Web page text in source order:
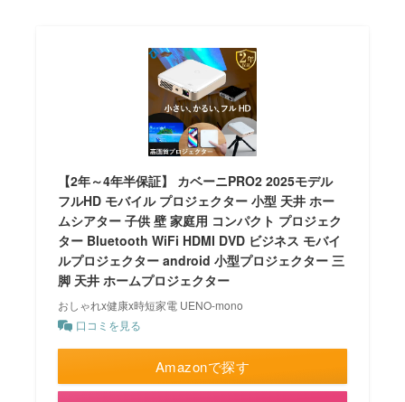
【2年～4年半保証】 カベーニPRO2 2025モデル
フルHD モバイル プロジェクター 小型 天井 ホー
ムシアター 子供 壁 家庭用 コンパクト プロジェク
ター Bluetooth WiFi HDMI DVD ビジネス モバイ
ルプロジェクター android 小型プロジェクター 三
脚 天井 ホームプロジェクター
おしゃれx健康x時短家電 UENO-mono
口コミを見る
Amazonで探す